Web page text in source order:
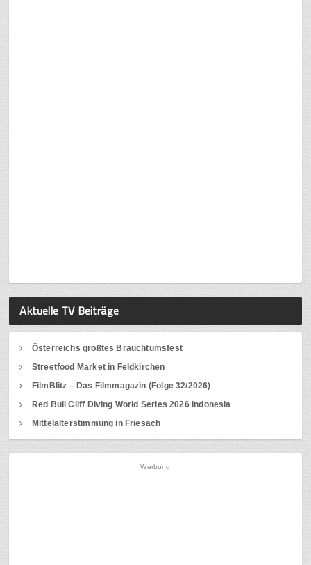
Aktuelle TV Beiträge
Österreichs größtes Brauchtumsfest
Streetfood Market in Feldkirchen
FilmBlitz – Das Filmmagazin (Folge 32/2026)
Red Bull Cliff Diving World Series 2026 Indonesia
Mittelalterstimmung in Friesach
Werbung